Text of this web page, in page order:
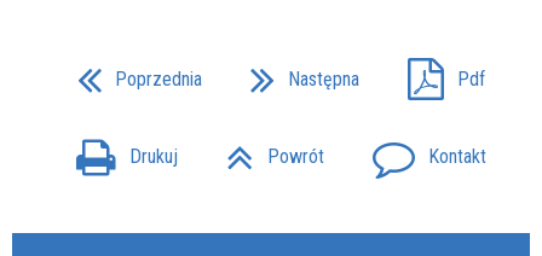
Poprzednia Następna Pdf
Drukuj Powrót Kontakt